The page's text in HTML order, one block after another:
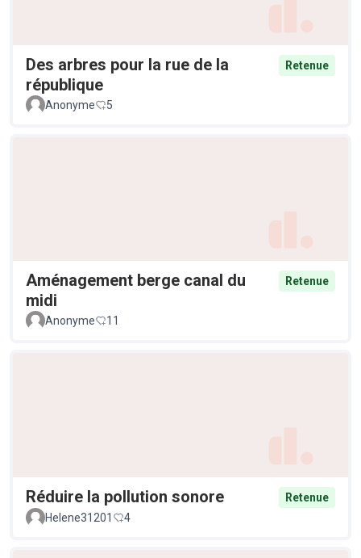
Des arbres pour la rue de la
république
Retenue
Anonyme 5
Aménagement berge canal du
midi
Retenue
Anonyme 11
Réduire la pollution sonore
Retenue
Helene31201
4